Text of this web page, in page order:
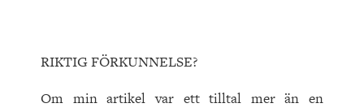
RIKTIG FÖRKUNNELSE?
Om min artikel var ett tilltal mer än en